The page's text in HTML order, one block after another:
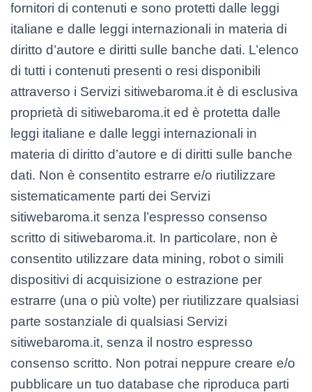
fornitori di contenuti e sono protetti dalle leggi
italiane e dalle leggi internazionali in materia di
diritto d’autore e diritti sulle banche dati. L’elenco
di tutti i contenuti presenti o resi disponibili
attraverso i Servizi sitiwebaroma.it è di esclusiva
proprietà di sitiwebaroma.it ed è protetta dalle
leggi italiane e dalle leggi internazionali in
materia di diritto d’autore e di diritti sulle banche
dati. Non è consentito estrarre e/o riutilizzare
sistematicamente parti dei Servizi
sitiwebaroma.it senza l’espresso consenso
scritto di sitiwebaroma.it. In particolare, non è
consentito utilizzare data mining, robot o simili
dispositivi di acquisizione o estrazione per
estrarre (una o più volte) per riutilizzare qualsiasi
parte sostanziale di qualsiasi Servizi
sitiwebaroma.it, senza il nostro espresso
consenso scritto. Non potrai neppure creare e/o
pubblicare un tuo database che riproduca parti